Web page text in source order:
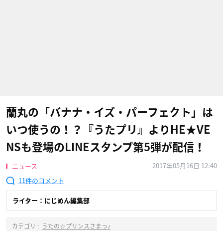
蘭丸の「バナナ・イズ・パーフェクト」は
いつ使うの！？『うたプリ』よりHE★VE
NS​も登場のLINEスタンプ第5弾が配信！
ニュース
2017年05月16日 12:40
11
ライター：にじめん編集部
カテゴリ : うたの☆プリンスさまっ♪